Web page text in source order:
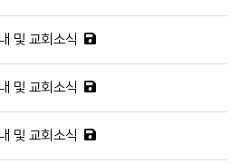
및 교회소식
및 교회소식
및 교회소식